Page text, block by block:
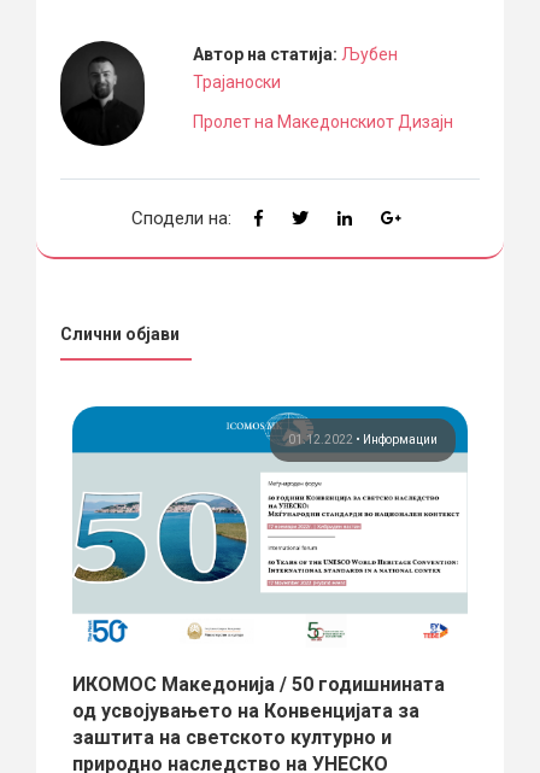
Автор на статија: Љубен
Трајаноски
Пролет на Македонскиот Дизајн
Сподели на:
Слични објави
01.12.2022 • Информации
ИКОМОС Македонија / 50 годишнината
од усвојувањето на Конвенцијата за
заштита на светското културно и
природно наследство на УНЕСКО